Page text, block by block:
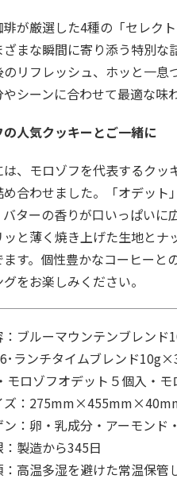
琲が厳選した4種の「セレク
まな瞬間に寄り添う特別な
のリフレッシュ、ホッと一息
シーンに合わせて最適な味
の人気クッキーとご一緒に
は、モロゾフを代表するクッ
め合わせました。「オデッ
ターの香りが口いっぱいに
ッと薄く焼き上げた生地とナ
す。個性豊かなコーヒーと
をお楽しみください。
：ブルーマウンテンブレン
･ランチタイムブレンド
ロゾフオデット５個入・モ
ズ：
ン：卵・乳成分・アーモンド
製造から345日
高温多湿を避けた常温保管